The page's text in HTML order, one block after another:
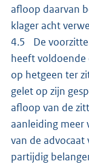
afloop daarvan
klager acht
4.5 De
heeft
op hetgeen ter
gelet op zijn
afloop van de
aanleiding meer
van de advocaat
partijdig